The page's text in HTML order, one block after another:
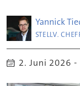
Yannick
STELLV.
2. Juni 2026